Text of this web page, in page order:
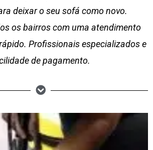
deixar o seu sofá como novo.
os bairros com uma atendimento
Profissionais especializados e
de pagamento.